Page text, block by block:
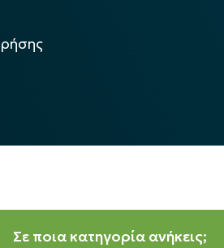
Σε ποια κατηγορία ανήκεις;